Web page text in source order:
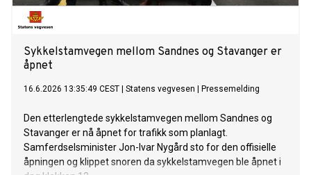
Sykkelstamvegen mellom Sandnes og Stavanger er
åpnet
16.6.2026 13:35:49 CEST Statens vegvesen Pressemelding
Den etterlengtede sykkelstamvegen mellom Sandnes og
Stavanger er nå åpnet for trafikk som planlagt.
Samferdselsminister Jon-Ivar Nygård sto for den offisielle
åpningen og klippet snoren da sykkelstamvegen ble åpnet i